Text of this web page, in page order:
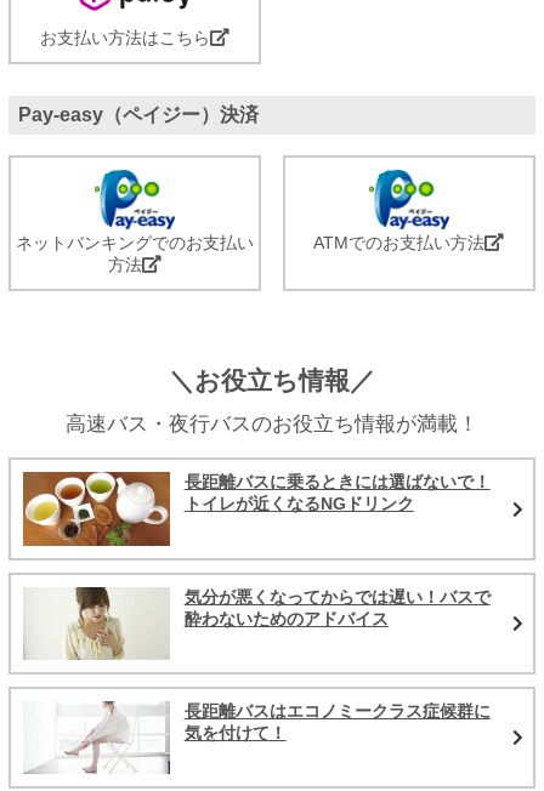
お支払い方法はこちら
Pay-easy（ペイジー）決済
ネットバンキングでのお支払い
方法
ATMでのお支払い方法
＼お役立ち情報／
高速バス・夜行バスのお役立ち情報が満載！
長距離バスに乗るときには選ばないで！
トイレが近くなるNGドリンク
気分が悪くなってからでは遅い！バスで
酔わないためのアドバイス
長距離バスはエコノミークラス症候群に
気を付けて！